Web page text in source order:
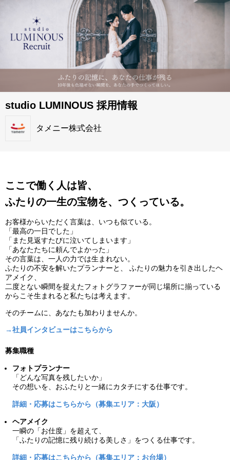
studio LUMINOUS 採用情報
タメニー株式会社
ここで働く人は皆、
ふたりの一生の宝物を、つくっている。
お客様からいただく言葉は、いつも似ている。
「最高の一日でした」
「また見返すたびに泣いてしまいます」
「あなたたちに頼んでよかった」
その言葉は、一人の力では生まれない。
ふたりの不安を解いたプランナーと、 ふたりの魅力を引き出したヘ
アメイク、
二度とない瞬間を捉えたフォトグラファーが同じ場所に揃っている
からこそ生まれると私たちは考えます。
そのチームに、あなたも加わりませんか。
→社員インタビューはこちらから
募集職種
フォトプランナー
「どんな写真を残したいか」
その想いを、おふたりと一緒にカタチにする仕事です。
詳細・応募はこちらから（募集エリア：大阪）
ヘアメイク
一瞬の「お仕度」を超えて、
「ふたりの記憶に残り続ける美しさ」をつくる仕事です。
詳細・応募はこちらから（募集エリア：お台場）